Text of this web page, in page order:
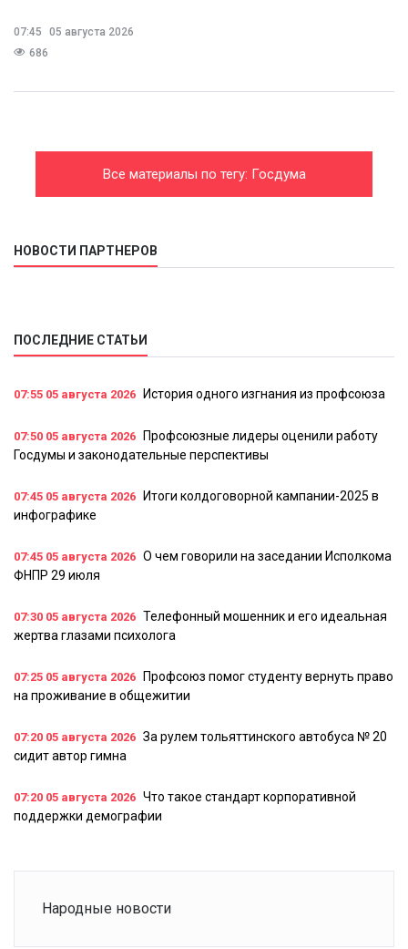
07:45
05 августа 2026
686
Все материалы по тегу: Госдума
НОВОСТИ ПАРТНЕРОВ
ПОСЛЕДНИЕ СТАТЬИ
07:55 05 августа 2026 История одного изгнания из профсоюза
07:50 05 августа 2026
Профсоюзные лидеры оценили работу
Госдумы и законодательные перспективы
07:45 05 августа 2026
Итоги колдоговорной кампании-2025 в
инфографике
07:45 05 августа 2026 О чем говорили на заседании Исполкома
ФНПР 29 июля
07:30 05 августа 2026 Телефонный мошенник и его идеальная
жертва глазами психолога
07:25 05 августа 2026
Профсоюз помог студенту вернуть право
на проживание в общежитии
07:20 05 августа 2026 За рулем тольяттинского автобуса № 20
сидит автор гимна
07:20 05 августа 2026 Что такое стандарт корпоративной
поддержки демографии
Народные новости